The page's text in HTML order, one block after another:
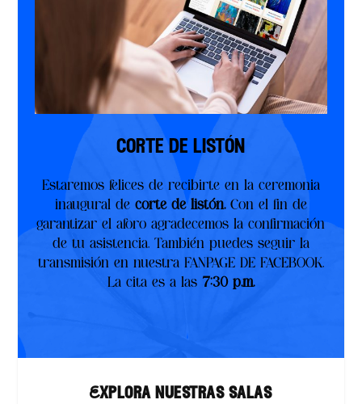
corte de listón
Estaremos felices de recibirte en la ceremonia
inaugural de corte de listón.Con el fin de
garantizar el aforo agradecemos la confirmación
de tu asistencia. También puedes seguir la
transmisión en nuestra FANPAGE DE FACEBOOK.
La cita es a las 7:30 p.m.
Explora nuestras salas